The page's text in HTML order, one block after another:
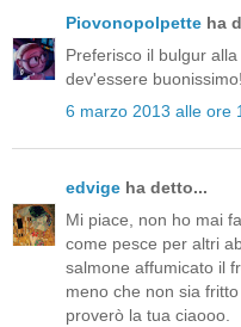
Piovonopolpette ha
Preferisco il bulgur
dev'essere
6 marzo 2013 alle ore
edvige ha detto...
Mi piace, non ho mai
come pesce per altri
salmone affumicato il
meno che non sia
proverò la tua ciaooo.